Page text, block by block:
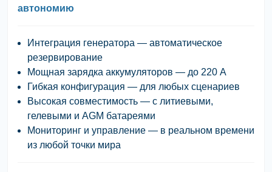
автономию
Интеграция генератора — автоматическое
резервирование
Мощная зарядка аккумуляторов — до 220 А
Гибкая конфигурация — для любых сценариев
Высокая совместимость — с литиевыми,
гелевыми и AGM батареями
Мониторинг и управление — в реальном времени
из любой точки мира